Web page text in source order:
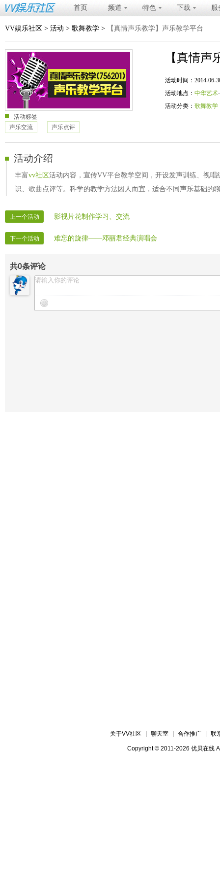
首页 频道 特色 下载 服
VV娱乐社区 > 活动 > 歌舞教学 > 【真情声乐教学】声乐教学平台
【真情声
活动时间：2014-06-
活动地点： 中华艺术
活动分类： 歌舞教学
活动标签
声乐交流
声乐点评
活动介绍
丰富vv社区活动内容，宣传VV平台教学空间，开设发声训练、视
识、歌曲点评等。科学的教学方法因人而宜，适合不同声乐基础的
上一个活动 影视片花制作学习、交流
下一个活动 难忘的旋律——邓丽君经典演唱会
共0条评论
关于VV社区 聊天室 合作推广 联
Copyright © 2011-2026 优贝在线